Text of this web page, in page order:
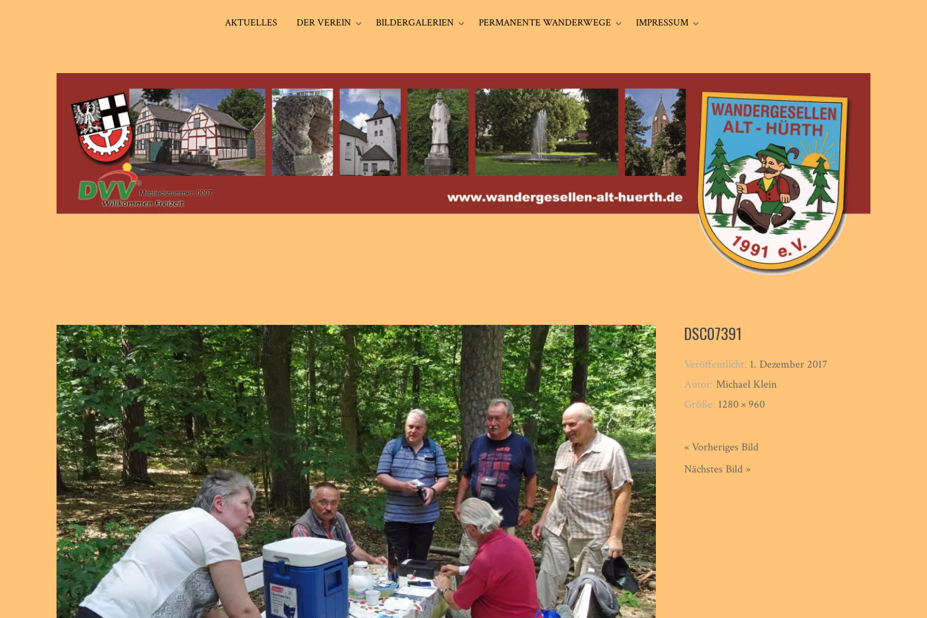
AKTUELLES DER VEREIN BILDERGALERIEN PERMANENTE WANDERWEGE IMPRESSUM
DSC07391
Veröffentlicht: 1. Dezember 2017
Autor:Michael Klein
Größe: 1280 × 960
« Vorheriges Bild
Nächstes Bild »